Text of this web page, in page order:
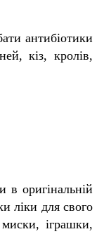
антибіотики
кіз, кролів,
в оригінальній
ліки для свого
іграшки,